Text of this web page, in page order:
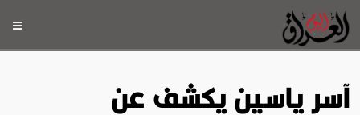
آسر ياسين يكشف عن